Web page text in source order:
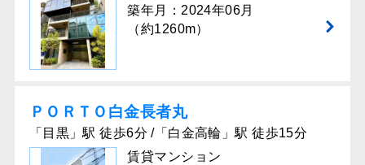
築年月：2024年06月
（約1260m）
ＰＯＲＴＯ白金長者丸
「目黒」駅 徒歩6分 /「白金高輪」駅 徒歩15分
賃貸マンション